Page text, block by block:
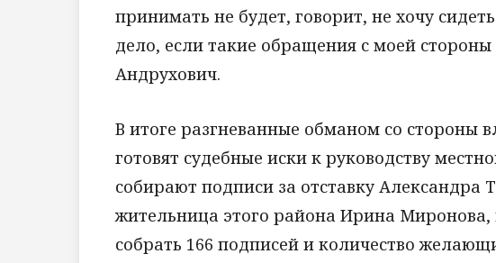
принимать не будет, говорит, не хочу
дело, если такие обращения с моей
Андрухович.
В итоге разгневанные обманом со стороны
готовят судебные иски к руководству
собирают подписи за отставку Александра
жительница этого района Ирина
собрать 166 подписей и количество